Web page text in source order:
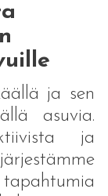
ja sen
asuvia.
ja